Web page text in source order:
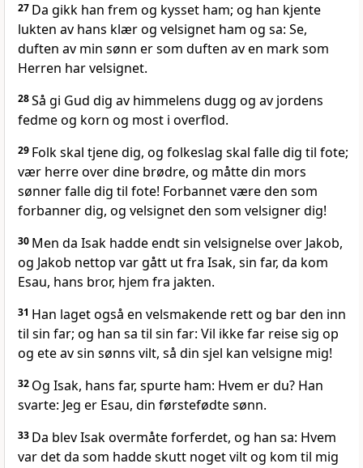
27 Da gikk han frem og kysset ham; og han kjente
lukten av hans klær og velsignet ham og sa: Se,
duften av min sønn er som duften av en mark som
Herren har velsignet.
28Så gi Gud dig av himmelens dugg og av jordens
fedme og korn og most i overflod.
29 Folk skal tjene dig, og folkeslag skal falle dig til fote;
vær herre over dine brødre, og måtte din mors
sønner falle dig til fote! Forbannet være den som
forbanner dig, og velsignet den som velsigner dig!
30 Men da Isak hadde endt sin velsignelse over Jakob,
og Jakob nettop var gått ut fra Isak, sin far, da kom
Esau, hans bror, hjem fra jakten.
31 Han laget også en velsmakende rett og bar den inn
til sin far; og han sa til sin far: Vil ikke far reise sig op
og ete av sin sønns vilt, så din sjel kan velsigne mig!
32 Og Isak, hans far, spurte ham: Hvem er du? Han
svarte: Jeg er Esau, din førstefødte sønn.
33 Da blev Isak overmåte forferdet, og han sa: Hvem
var det da som hadde skutt noget vilt og kom til mig